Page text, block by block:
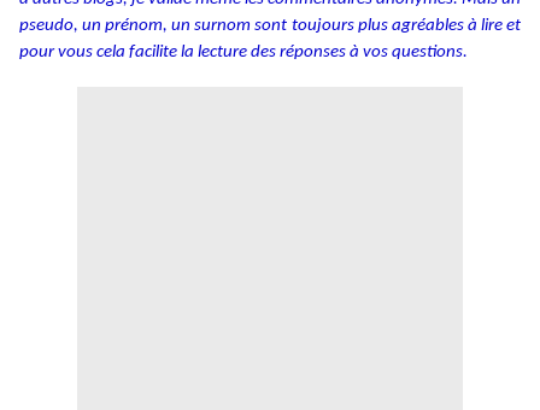
pseudo, un prénom, un surnom sont toujours plus agréables à lire et
pour vous cela facilite la lecture des réponses à vos questions.